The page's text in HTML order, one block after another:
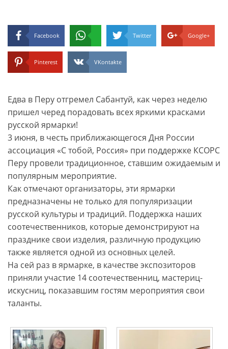
Facebook Twitter Google+
Pinterest VKontakte
Едва в Перу отгремел Сабантуй, как через неделю
пришел черед порадовать всех яркими красками
русской ярмарки!
3 июня, в честь приближающегося Дня России
ассоциация «С тобой, Россия» при поддержке КСОРС
Перу провели традиционное, ставшим ожидаемым и
популярным мероприятие.
Как отмечают организаторы, эти ярмарки
предназначены не только для популяризации
русской культуры и традиций. Поддержка наших
соотечественников, которые демонстрируют на
празднике свои изделия, различную продукцию
также является одной из основных целей.
На сей раз в ярмарке, в качестве экспозиторов
приняли участие 14 соотечественниц, мастериц-
искусниц, показавшим гостям мероприятия свои
таланты.